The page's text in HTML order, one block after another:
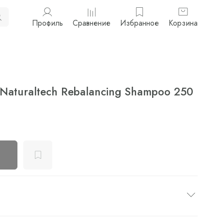
Профиль Сравнение Избранное Корзина
Rebalancing Shampoo 250